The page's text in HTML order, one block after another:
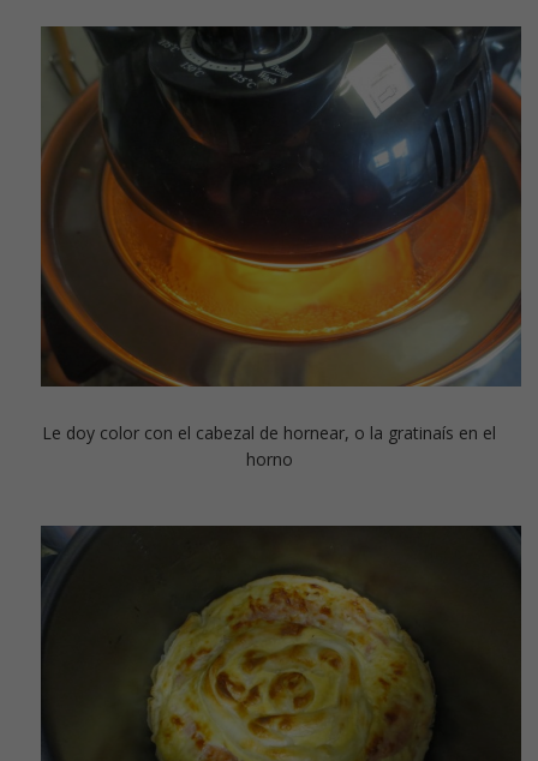
Le doy color con el cabezal de hornear, o la gratinaís en el
horno